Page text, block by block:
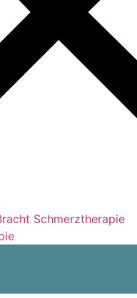
Schmerztherapie